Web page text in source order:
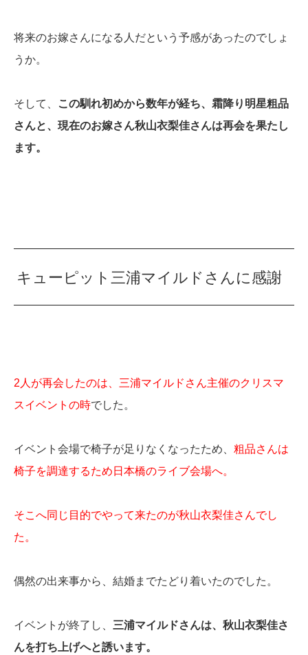
将来のお嫁さんになる人だという予感があったのでしょ
うか。
そして、
この馴れ初めから数年が経ち、霜降り明星粗品
さんと、現在のお嫁さん秋山衣梨佳さんは再会を果たし
ます。
キューピット三浦マイルドさんに感謝
2人が再会したのは、三浦マイルドさん主催のクリスマ
スイベントの時でした。
イベント会場で椅子が足りなくなったため、 粗品さんは
椅子を調達するため日本橋のライブ会場へ。
そこへ同じ目的でやって来たのが秋山衣梨佳さんでし
た。
偶然の出来事から、結婚までたどり着いたのでした。
イベントが終了し、 三浦マイルドさんは、秋山衣梨佳さ
んを打ち上げへと誘います。